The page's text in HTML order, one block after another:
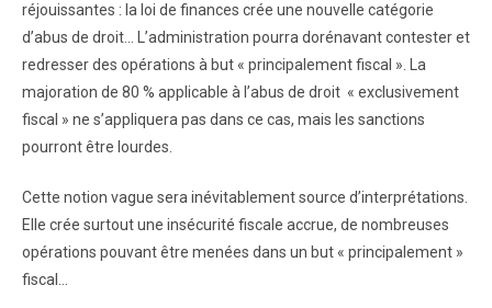
réjouissantes : la loi de finances crée une nouvelle catégorie
d’abus de droit… L’administration pourra dorénavant contester et
redresser des opérations à but « principalement fiscal ». La
majoration de 80 % applicable à l’abus de droit « exclusivement
fiscal » ne s’appliquera pas dans ce cas, mais les sanctions
pourront être lourdes.
Cette notion vague sera inévitablement source d’interprétations.
Elle crée surtout une insécurité fiscale accrue, de nombreuses
opérations pouvant être menées dans un but « principalement »
fiscal…